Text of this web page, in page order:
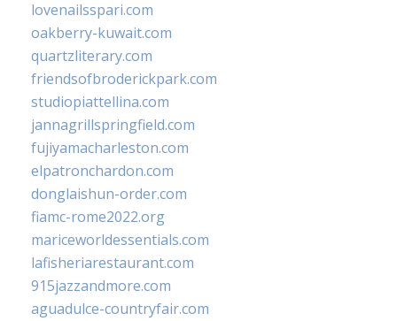
lovenailsspari.com
oakberry-kuwait.com
quartzliterary.com
friendsofbroderickpark.com
studiopiattellina.com
jannagrillspringfield.com
fujiyamacharleston.com
elpatronchardon.com
donglaishun-order.com
fiamc-rome2022.org
mariceworldessentials.com
lafisheriarestaurant.com
915jazzandmore.com
aguadulce-countryfair.com